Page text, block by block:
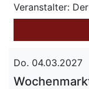
Veranstalter:
Do. 04.03.2027